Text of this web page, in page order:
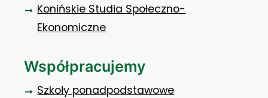
Konińskie Studia Społeczno-
Ekonomiczne
Współpracujemy
Szkoły ponadpodstawowe